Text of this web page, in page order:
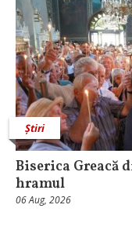
Știri
Biserica Greacă
hramul
06 Aug, 2026